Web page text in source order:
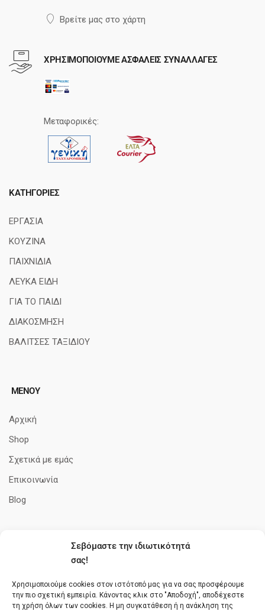
Σεβόμαστε την ιδιωτικότητά
σας!
Χρησιμοποιούμε cookies στον ιστότοπό μας για να σας προσφέρουμε
την πιο σχετική εμπειρία. Κάνοντας κλικ στο "Αποδοχή", αποδέχεστε
τη χρήση όλων των cookies. Η μη συγκατάθεση ή η ανάκληση της
Βρείτε μας στο χάρτη
ΧΡΗΣΙΜΟΠΟΙΟΥΜΕ ΑΣΦΑΛΕΙΣ ΣΥΝΑΛΛΑΓΕΣ
Μεταφορικές:
ΚΑΤΗΓΟΡΊΕΣ
ΕΡΓΑΣΙΑ
ΚΟΥΖΙΝΑ
ΠΑΙΧΝΙΔΙΑ
ΛΕΥΚΑ ΕΙΔΗ
ΓΙΑ ΤΟ ΠΑΙΔΙ
ΔΙΑΚΟΣΜΗΣΗ
ΒΑΛΙΤΣΕΣ ΤΑΞΙΔΙΟΥ
ΜΕΝΟΥ
Αρχική
Shop
Σχετικά με εμάς
Επικοινωνία
Blog
Πολιτική cookies